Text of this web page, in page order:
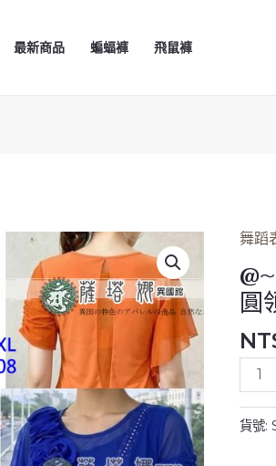
最新商品 蝙蝠褲 飛鼠褲
舞蹈
圓
@~
薩
瓦
拉:
多
色
_M/
圓
領
貨號: